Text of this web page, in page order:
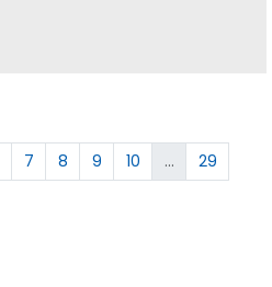
7 8 9 10 ...
29